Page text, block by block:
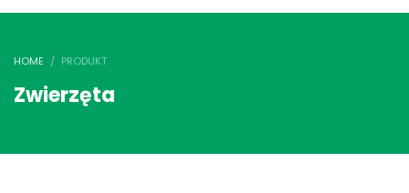
HOME PRODUKT
Zwierzęta